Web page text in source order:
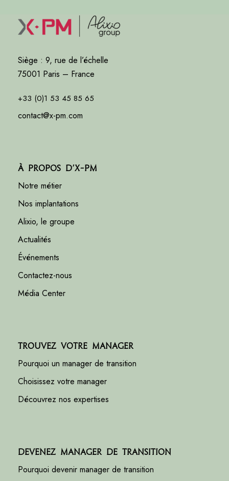
Siège : 9, rue de l’échelle
75001 Paris – France
+33 (0)1 53 45 85 65
contact@x-pm.com
À propos d’X-PM
Notre métier
Nos implantations
Alixio, le groupe
Actualités
Événements
Contactez-nous
Média Center
Trouvez votre manager
Pourquoi un manager de transition
Choisissez votre manager
Découvrez nos expertises
Devenez manager de transition
Pourquoi devenir manager de transition